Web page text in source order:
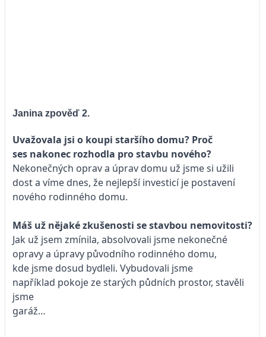
Janina zpověď 2.
Uvažovala jsi o koupi staršího domu? Proč
ses nakonec rozhodla pro stavbu nového?
Nekonečných oprav a úprav domu už jsme si užili
dost a víme dnes, že nejlepší investicí je postavení
nového rodinného domu.
Máš už nějaké zkušenosti se stavbou nemovitosti?
Jak už jsem zmínila, absolvovali jsme nekonečné
opravy a úpravy původního rodinného domu,
kde jsme dosud bydleli. Vybudovali jsme
například pokoje ze starých půdních prostor, stavěli
jsme
garáž…